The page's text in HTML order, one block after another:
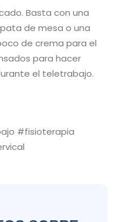
Basta con una
de mesa o una
de crema para el
para hacer
el teletrabajo.
#fisioterapia